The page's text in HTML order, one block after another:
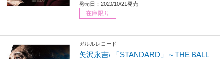
発売日：2020/10/21発売
在庫限り
ガルルレコード
矢沢永吉/ 「STANDARD」～THE BALL